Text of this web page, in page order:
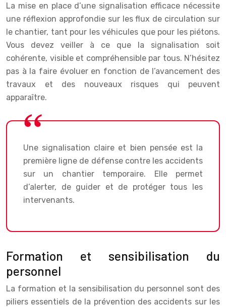
La mise en place d’une signalisation efficace nécessite
une réflexion approfondie sur les flux de circulation sur
le chantier, tant pour les véhicules que pour les piétons.
Vous devez veiller à ce que la signalisation soit
cohérente, visible et compréhensible par tous. N’hésitez
pas à la faire évoluer en fonction de l’avancement des
travaux et des nouveaux risques qui peuvent
apparaître.
Une signalisation claire et bien pensée est la
première ligne de défense contre les accidents
sur un chantier temporaire. Elle permet
d’alerter, de guider et de protéger tous les
intervenants.
Formation et sensibilisation du
personnel
La formation et la sensibilisation du personnel sont des
piliers essentiels de la prévention des accidents sur les